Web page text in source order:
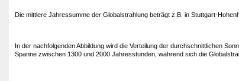
Die mittlere Jahressumme der Globalstrahlung beträgt z.B. in Stuttgart-
In der nachfolgenden Abbildung wird die Verteilung der durchschnittlichen
Spanne zwischen 1300 und 2000 Jahresstunden, während sich die